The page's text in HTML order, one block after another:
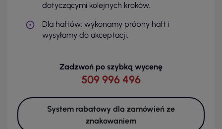
dotyczącymi kolejnych kroków.
Dla haftów: wykonamy próbny haft i
wysyłamy do akceptacji.
Zadzwoń po szybką wycenę
509 996 496
System rabatowy dla zamówień ze
znakowaniem